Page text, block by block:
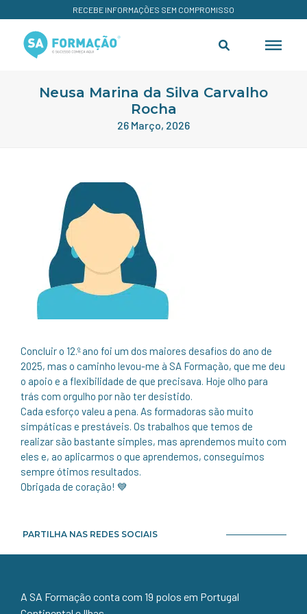
RECEBE INFORMAÇÕES SEM COMPROMISSO
Neusa Marina da Silva Carvalho
Rocha
26 Março, 2026
Concluir o 12.º ano foi um dos maiores desafios do ano de
2025, mas o caminho levou-me à SA Formação, que me deu
o apoio e a flexibilidade de que precisava. Hoje olho para
trás com orgulho por não ter desistido.
Cada esforço valeu a pena. As formadoras são muito
simpáticas e prestáveis. Os trabalhos que temos de
realizar são bastante simples, mas aprendemos muito com
eles e, ao aplicarmos o que aprendemos, conseguimos
sempre ótimos resultados.
Obrigada de coração! 💙
PARTILHA NAS REDES SOCIAIS
A SA Formação conta com 19 polos em Portugal